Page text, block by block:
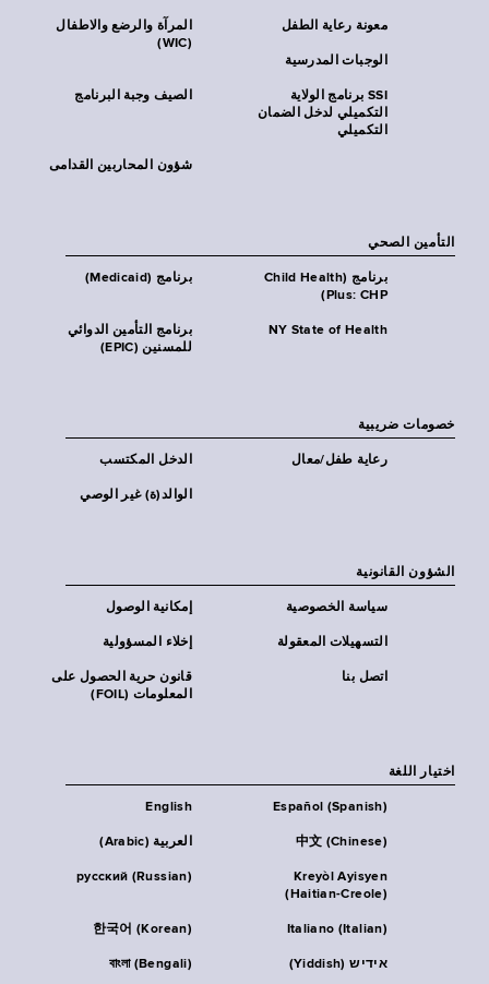
المرآة والرضع والاطفال
(WIC)
معونة رعاية الطفل
الوجبات المدرسية
الصيف وجبة البرنامج
SSI برنامج الولاية
التكميلي لدخل الضمان
التكميلي
شؤون المحاربين القدامى
التأمين الصحي
برنامج (Medicaid)
برنامج (Child Health
Plus: CHP)
برنامج التأمين الدوائي
للمسنين (EPIC)
NY State of Health
خصومات ضريبية
الدخل المكتسب رعاية طفل/معال
الوالد(ة) غير الوصي
الشؤون القانونية
إمكانية الوصول سياسة الخصوصية
إخلاء المسؤولية التسهيلات المعقولة
قانون حرية الحصول على
المعلومات (FOIL)
اتصل بنا
اختيار اللغة
English Español (Spanish)
العربية (Arabic) 中文 (Chinese)
русский (Russian)
Kreyòl Ayisyen
(Haitian-Creole)
한국어 (Korean) Italiano (Italian)
বাংলা (Bengali) אידיש (Yiddish)